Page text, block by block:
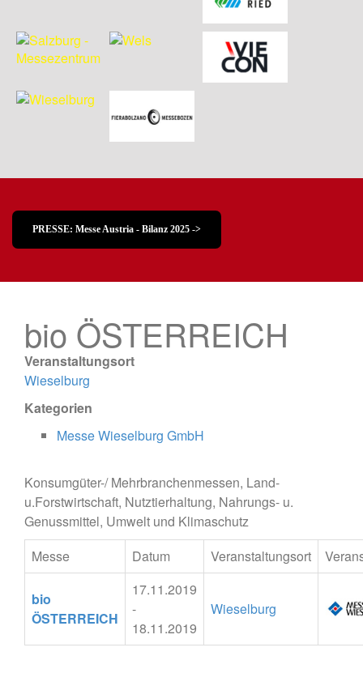
PRESSE: Messe Austria - Bilanz 2025 ->
bio ÖSTERREICH
Veranstaltungsort
Wieselburg
Kategorien
Messe Wieselburg GmbH
Konsumgüter-/ Mehrbranchenmessen, Land-
u.Forstwirtschaft, Nutztierhaltung, Nahrungs- u.
Genussmittel, Umwelt und Klimaschutz
Messe
Datum Veranstaltungsort
bio
ÖSTERREICH
17.11.2019
-
18.11.2019
Wieselburg